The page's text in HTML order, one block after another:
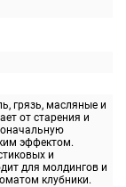
грязь, масляные и
от старения и
эффектом.
и
для молдингов и
клубники.